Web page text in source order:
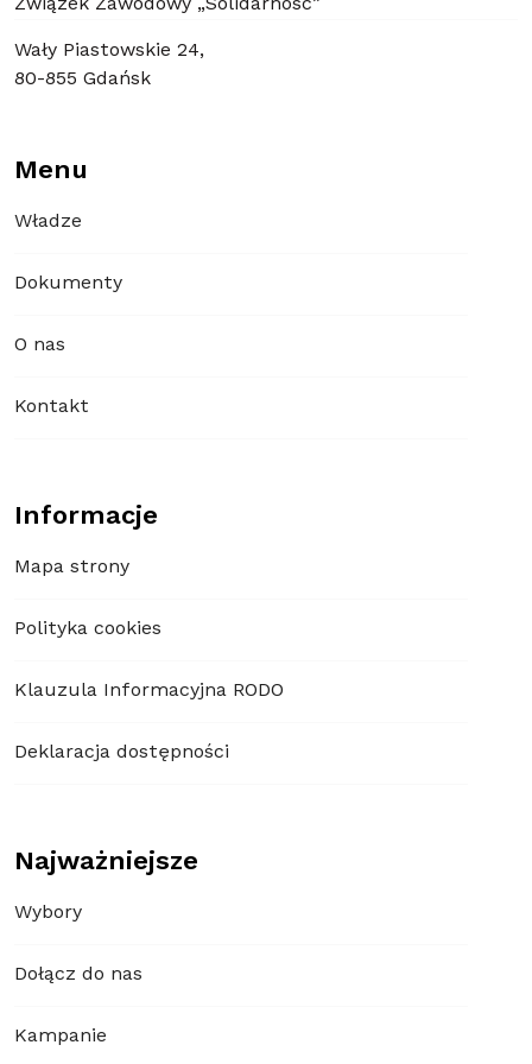
Związek Zawodowy „Solidarność”
Wały Piastowskie 24,
80-855 Gdańsk
Menu
Władze
Dokumenty
O nas
Kontakt
Informacje
Mapa strony
Polityka cookies
Klauzula Informacyjna RODO
Deklaracja dostępności
Najważniejsze
Wybory
Dołącz do nas
Kampanie